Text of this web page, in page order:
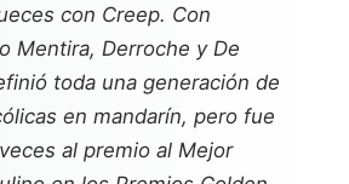
con Creep. Con
Mentira, Derroche y De
toda una generación de
en mandarín, pero fue
al premio al Mejor